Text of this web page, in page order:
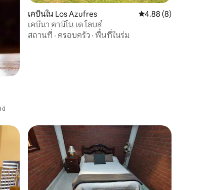
เคบินใน Los Azufres คะแนนเฉลี่ย 4.88 จาก
4.88 (8)
เคบีนา คามิโน เด โลบส์
สถานที่ · ครอบครัว · พื้นที่ในร่ม